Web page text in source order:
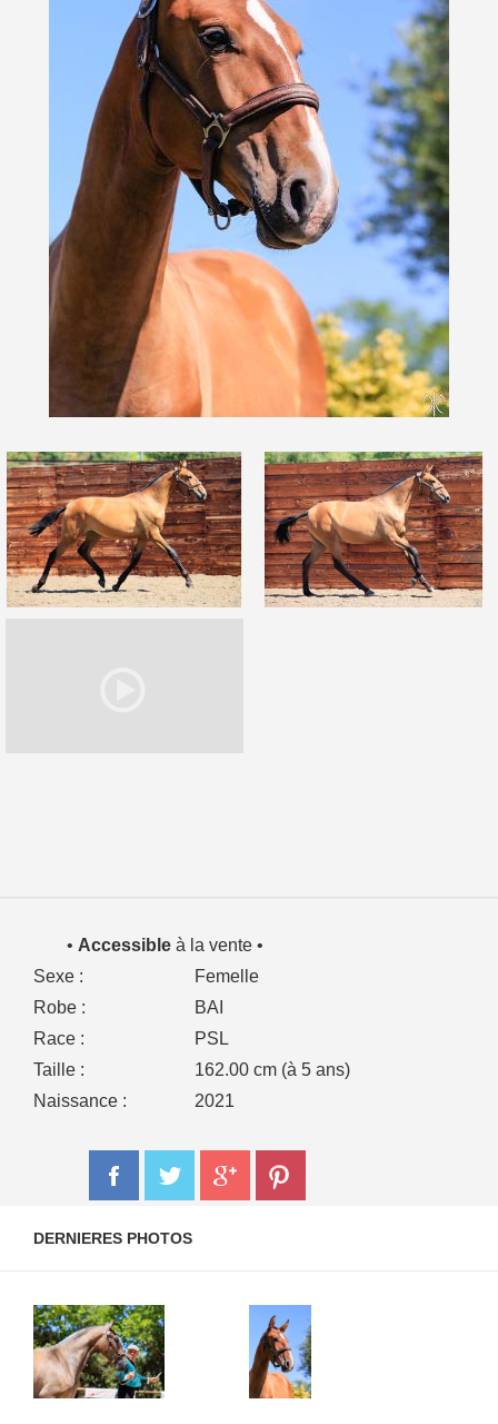
• Accessible à la vente •
Sexe :
Femelle
Robe :
BAI
Race :
PSL
Taille :
162.00 cm (à 5 ans)
Naissance :
2021
DERNIERES PHOTOS